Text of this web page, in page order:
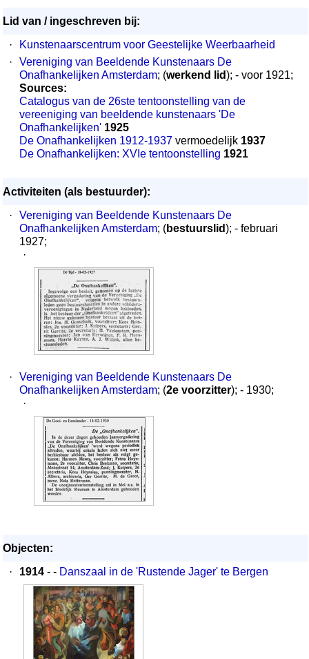
Lid van / ingeschreven bij:
·
Kunstenaarscentrum voor Geestelijke Weerbaarheid
·
Vereniging van Beeldende Kunstenaars De
Onafhankelijken Amsterdam; (werkend lid); - voor 1921;
Sources:
Catalogus van de 26ste tentoonstelling van de
vereeniging van beeldende kunstenaars 'De
Onafhankelijken' 1925
De Onafhankelijken 1912-1937 vermoedelijk 1937
De Onafhankelijken: XVIe tentoonstelling 1921
Activiteiten (als bestuurder):
·
Vereniging van Beeldende Kunstenaars De
Onafhankelijken Amsterdam; (bestuurslid); - februari
1927;
·
·
Vereniging van Beeldende Kunstenaars De
Onafhankelijken Amsterdam; (2e voorzitter); - 1930;
·
Objecten:
·
1914 - - Danszaal in de 'Rustende Jager' te Bergen